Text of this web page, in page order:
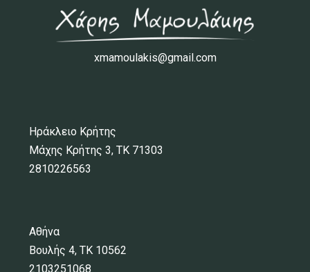
xmamoulakis@gmail.com
Ηράκλειο Κρήτης
Μάχης Κρήτης 3, ΤΚ 71303
2810226563
Αθήνα
Βουλής 4, ΤΚ 10562
2103251068